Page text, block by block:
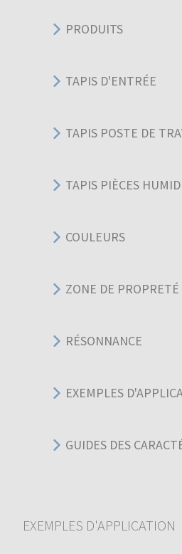
PRODUITS
TAPIS D'ENTRÉE
TAPIS POSTE DE
TAPIS PIÈCES
COULEURS
ZONE DE PROPRETÉ
RÉSONNANCE
EXEMPLES
GUIDES DES
EXEMPLES D'APPLICATION